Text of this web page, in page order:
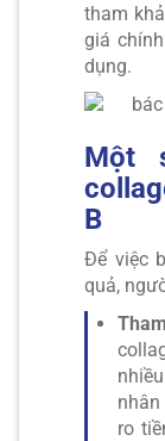
tham
giá
dụng.
Một
B
Để việc
quả,
ro